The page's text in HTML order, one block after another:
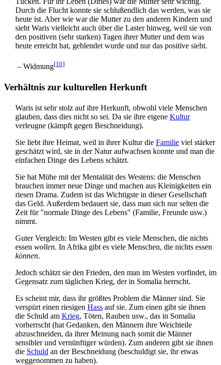
Durch die Flucht konnte sie schlußendlich das werden, was sie
heute ist. Aber wie war die Mutter zu den anderen Kindern und
sieht Waris vielleicht auch über die Laster hinweg, weil sie von
den positiven (sehr starken) Tagen ihrer Mutter und dem was
heute erreicht hat, geblendet wurde und nur das positive sieht.
– Widmung[10]
Verhältnis zur kulturellen Herkunft
Waris ist sehr stolz auf ihre Herkunft, obwohl viele Menschen
glauben, dass dies nicht so sei. Da sie ihre eigene Kultur
verleugne (kämpft gegen Beschneidung).
Sie liebt ihre Heimat, weil in ihrer Kultur die Familie viel stärker
geschätzt wird, sie in der Natur aufwachsen konnte und man die
einfachen Dinge des Lebens schätzt.
Sie hat Mühe mit der Mentalität des Westens: die Menschen
brauchen immer neue Dinge und machen aus Kleinigkeiten ein
riesen Drama. Zudem ist das Wichtigste in dieser Gesellschaft
das Geld. Außerdem bedauert sie, dass man sich nur selten die
Zeit für "normale Dinge des Lebens" (Familie, Freunde usw.)
nimmt.
Guter Vergleich: Im Westen gibt es viele Menschen, die nichts
essen wollen. In Afrika gibt es viele Menschen, die nichts essen
können.
Jedoch schätzt sie den Frieden, den man im Westen vorfindet, im
Gegensatz zum täglichen Krieg, der in Somalia herrscht.
Es scheint mir, dass ihr größtes Problem die Männer sind. Sie
verspürt einen riesigen Hass auf sie. Zum einen gibt sie ihnen
die Schuld am Krieg, Töten, Rauben usw., das in Somalia
vorherrscht (hat Gedanken, den Männern ihre Weichteile
abzuschneiden, da ihrer Meinung nach somit die Männer
sensibler und vernünftiger würden). Zum anderen gibt sie ihnen
die Schuld an der Beschneidung (beschuldigt sie, ihr etwas
weggenommen zu haben).